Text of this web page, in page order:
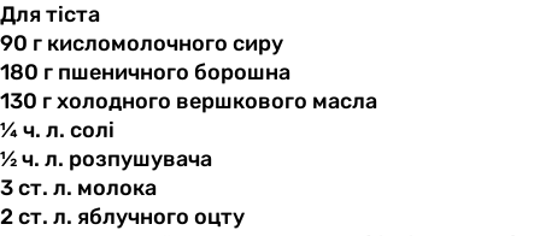
Для тіста
90 г кисломолочного сиру
180 г пшеничного борошна
130 гхолодного вершкового масла
¼ ч. л. солі
½ ч. л. розпушувача
3 ст. л. молока
2 ст. л. яблучного оцту